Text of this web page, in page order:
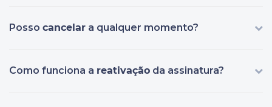
Posso cancelar a qualquer momento?
Como funciona a reativação da assinatura?